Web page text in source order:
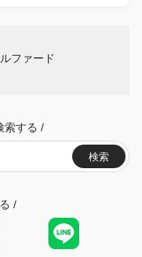
ファード
索する /
検索
/